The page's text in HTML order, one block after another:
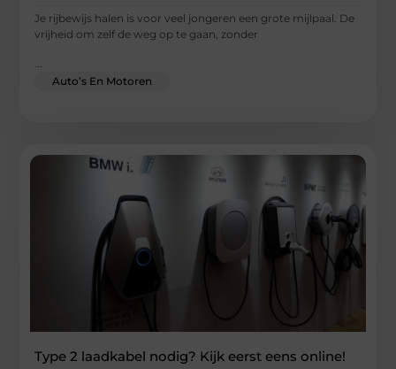
Je rijbewijs halen is voor veel jongeren een grote mijlpaal. De
vrijheid om zelf de weg op te gaan, zonder
Auto’s En Motoren
Type 2 laadkabel nodig? Kijk eerst eens online!